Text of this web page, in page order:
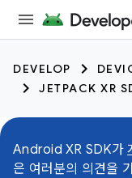
DEVELOP
JETPACK XR
Android XR SDK가
은 여러분의 의견을